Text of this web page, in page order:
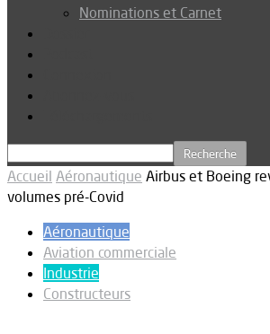
Nominations et Carnet
Accueil Aéronautique Airbus et Boeing
volumes pré-Covid
Aéronautique
Aviation commerciale
Industrie
Constructeurs